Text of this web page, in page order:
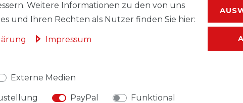
Weitere Informationen zu den von uns
und Ihren Rechten als Nutzer finden Sie hier:
Impressum
Externe Medien
PayPal Funktional